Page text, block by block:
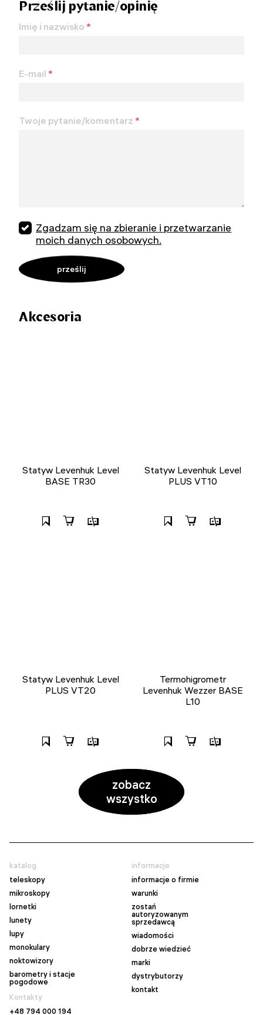
Prześlij pytanie/opinię
Imię i nazwisko *
E-mail *
Twoje pytanie/komentarz *
Zgadzam się na zbieranie i przetwarzanie
moich danych osobowych.
Akcesoria
Statyw Levenhuk Level
BASE TR30
Statyw Levenhuk Level
PLUS VT10
Statyw Levenhuk Level
PLUS VT20
Termohigrometr
Levenhuk Wezzer BASE
L10
zobacz
wszystko
katalog
teleskopy
mikroskopy
lornetki
lunety
lupy
monokulary
noktowizory
barometry i stacje
pogodowe
informacje
informacje o firmie
warunki
zostań
autoryzowanym
sprzedawcą
wiadomości
dobrze wiedzieć
marki
dystrybutorzy
kontakt
Kontakty
+48 794 000 194